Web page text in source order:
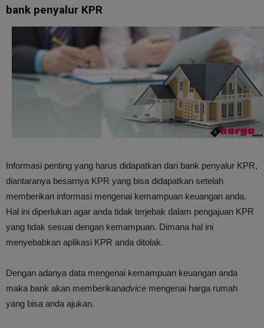
bank penyalur KPR
Informasi penting yang harus didapatkan dari bank penyalur KPR,
diantaranya besarnya KPR yang bisa didapatkan setelah
memberikan informasi mengenai kemampuan keuangan anda.
Hal ini diperlukan agar anda tidak terjebak dalam pengajuan KPR
yang tidak sesuai dengan kemampuan. Dimana hal ini
menyebabkan aplikasi KPR anda ditolak.
Dengan adanya data mengenai kemampuan keuangan anda
maka bank akan memberikanadvice mengenai harga rumah
yang bisa anda ajukan.